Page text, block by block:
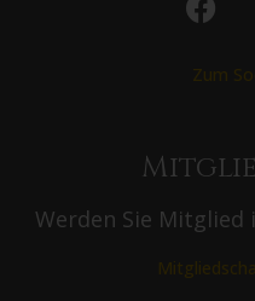
Zum
Werden Sie Mitglied